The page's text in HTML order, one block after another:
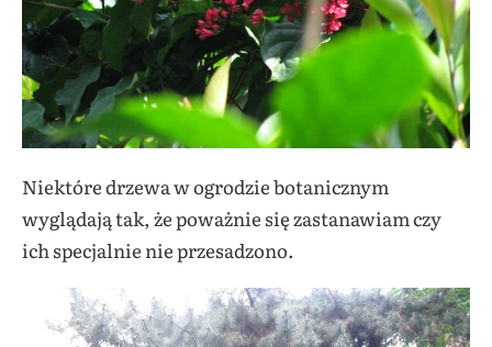
Niektóre drzewa w ogrodzie botanicznym
wyglądają tak, że poważnie się zastanawiam czy
ich specjalnie nie przesadzono.